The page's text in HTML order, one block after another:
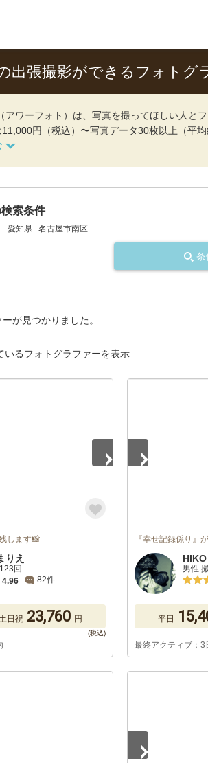
出張撮影ができるフォトグ
アワーフォト）は、写真を撮ってほしい人と
円（税込）〜写真データ30枚以上（平
索条件
愛知県 名古屋市南区
条
が見つかりました。
いるフォトグラファーを表示
します📸
え
回
4.96
82件
土日祝 23,760 円
『幸せ記録係り』
HIKO
男性
平日
最終アクティブ：3